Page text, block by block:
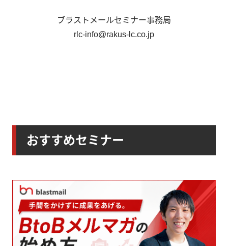
ブラストメールセミナー事務局
rlc-info@rakus-lc.co.jp
おすすめセミナー